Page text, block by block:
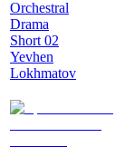
Orchestral
Drama
Short 02
Yevhen
Lokhmatov